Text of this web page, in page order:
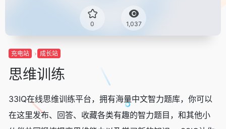
0 1,037
充电站 成长站
思维训练
33IQ在线思维训练平台，拥有海量中文智力题库，你可以
在这里发布、回答、收藏各类有趣的智力题目，和其他小